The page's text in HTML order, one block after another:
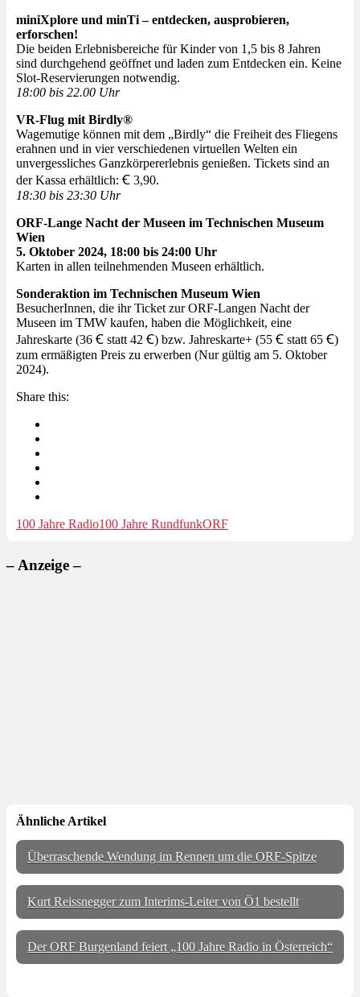
miniXplore und minTi – entdecken, ausprobieren,
erforschen!
Die beiden Erlebnisbereiche für Kinder von 1,5 bis 8 Jahren
sind durchgehend geöffnet und laden zum Entdecken ein. Keine
Slot-Reservierungen notwendig.
18:00 bis 22.00 Uhr
VR-Flug mit Birdly®
Wagemutige können mit dem „Birdly“ die Freiheit des Fliegens
erahnen und in vier verschiedenen virtuellen Welten ein
unvergessliches Ganzkörpererlebnis genießen. Tickets sind an
der Kassa erhältlich: Ꞓ 3,90.
18:30 bis 23:30 Uhr
ORF-Lange Nacht der Museen im Technischen Museum
Wien
5. Oktober 2024, 18:00 bis 24:00 Uhr
Karten in allen teilnehmenden Museen erhältlich.
Sonderaktion im Technischen Museum Wien
BesucherInnen, die ihr Ticket zur ORF-Langen Nacht der
Museen im TMW kaufen, haben die Möglichkeit, eine
Jahreskarte (36 Ꞓ statt 42 Ꞓ) bzw. Jahreskarte+ (55 Ꞓ statt 65 Ꞓ)
zum ermäßigten Preis zu erwerben (Nur gültig am 5. Oktober
2024).
Share this:
100 Jahre Radio100 Jahre RundfunkORF
– Anzeige –
Ähnliche Artikel
Überraschende Wendung im Rennen um die ORF-Spitze
Kurt Reissnegger zum Interims-Leiter von Ö1 bestellt
Der ORF Burgenland feiert „100 Jahre Radio in Österreich“